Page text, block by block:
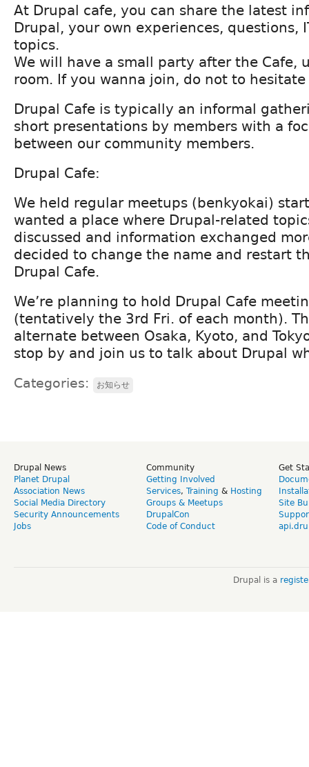
At Drupal cafe, you can share the latest
Drupal, your own experiences, questions,
topics.
We will have a small party after the Cafe,
room. If you wanna join, do not to
Drupal Cafe is typically an informal
short presentations by members with a
between our community members.
Drupal Cafe:
We held regular meetups (benkyokai)
wanted a place where Drupal-related
discussed and information exchanged
decided to change the name and restart
Drupal Cafe.
We’re planning to hold Drupal Cafe
(tentatively the 3rd Fri. of each month).
alternate between Osaka, Kyoto, and
stop by and join us to talk about Drupal
Categories: お知らせ
Drupal News
Planet Drupal
Association News
Social Media Directory
Security Announcements
Jobs
Community
Getting Involved
Services, Training & Hosting
Groups & Meetups
DrupalCon
Code of Conduct
Get
Site
Drupal is a